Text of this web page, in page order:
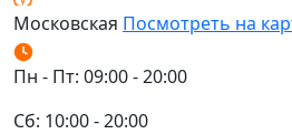
Московская Посмотреть на
Пн - Пт: 09:00 - 20:00
Сб: 10:00 - 20:00